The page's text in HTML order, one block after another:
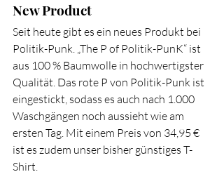
New Product
Seit heute gibt es ein neues Produkt bei
Politik-Punk. „The P of Politik-PunK“ ist
aus 100 % Baumwolle in hochwertigster
Qualität. Das rote P von Politik-Punk ist
eingestickt, sodass es auch nach 1.000
Waschgängen noch aussieht wie am
ersten Tag. Mit einem Preis von 34,95 €
ist es zudem unser bisher günstiges T-
Shirt.